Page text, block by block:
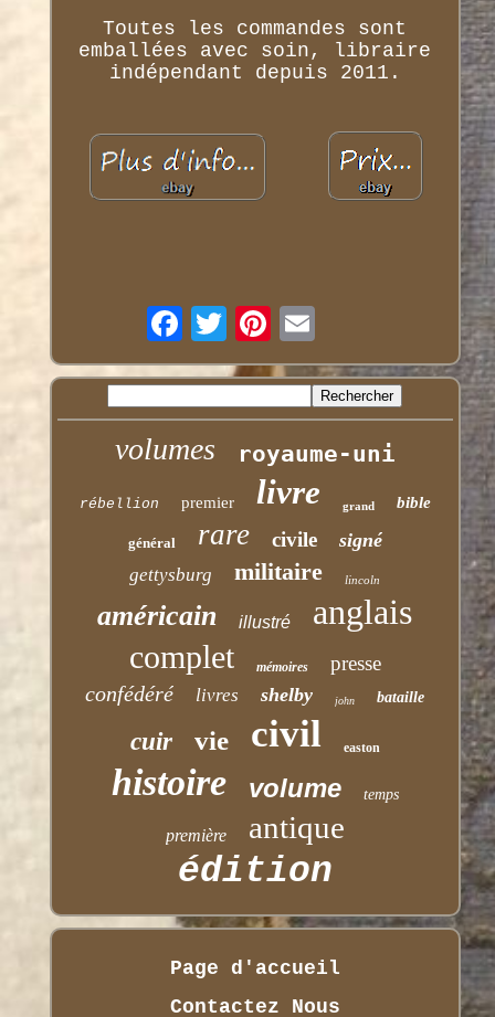
Toutes les commandes sont
emballées avec soin, libraire
indépendant depuis 2011.
volumes royaume-uni
rébellion premier livre grand bible
général rare civile signé
gettysburg militaire lincoln
américain illustré anglais
complet mémoires presse
confédéré livres shelby john bataille
cuir vie civil easton
histoire volume temps
première antique
édition
Page d'accueil
Contactez Nous